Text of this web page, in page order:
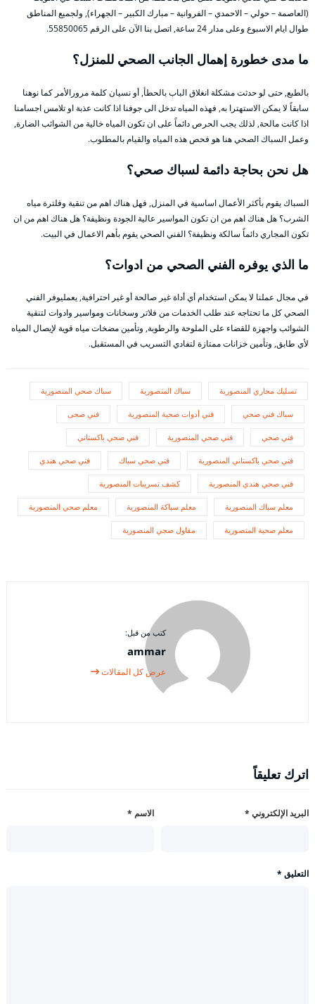
(العاصمة – حولي – الاحمدي – الفروانية – مبارك الكبير – الجهراء), ولجميع المناطق
طوال ايام الاسبوع وعلى مدار 24 ساعة, اتصل بنا الآن على الرقم 55850065.
ما مدى خطورة إهمال الجانب الصحي للمنزل؟
بالطبع, حتى لو حدثت مشكلة انغلاق الباب بالحطأ, أو نسيان كلمة مرورالأمر كما نوهنا
سابقاً لا يمكن الاستهترا به, فهذه المياه تدخل الى جوفنا اذا كانت عذبة او تلامس اجسامنا
اذا كانت مالحة, لذلك يجب الحرص دائماً على ان تكون المياه خالية من الشوائب الضارة,
وعمل السباك الصحي هنا هو فحص هذه المياه والقيام بالمطلوب.
هل نحن بحاجة دائمة لسباك صحي؟
السباك يقوم بأكثر الأعمال اساسية في المنزل, فهل هناك اهم من تنقية وفلترة مياه
الشرب؟ هل هناك اهم من ان تكون المواسير عالية الجودة ونظيفة؟ هل هناك اهم من ان
تكون المجاري دائماً سالكة ونظيفة؟ الفني الصحي يقوم بأهم الاعمال في البيت.
ما الذي يوفره الفني الصحي من ادوات؟
في مجال عملنا لا يمكن استخدام أي أداة غير صالحة أو غير احترافية, يعمليوفر الفني
الصحي كل ما تحتاجه عند طلب الخدمات من فلاتر وسخانات ومواسير وادوات لتنقية
الشوائب واجهزة للقضاء على الملوحة والرطوبة, وتأمين مضخات مياه قوية لإيصال المياه
لأي طابق, وتأمين خزانات ممتازة لتفادي التسريب في المستقبل.
تسليك مجاري المنصورية سباك المنصورية سباك صحي المنصورية
سباك فني صحي فني أدوات صحية المنصورية فني صحى
فني صحي فني صحي المنصورية فني صحي باكستاني
فني صحي باكستاني المنصورية فني صحي سباك فني صحي هندي
فني صحي هندي المنصورية كشف تسريبات المنصورية
معلم سباك المنصورية معلم سباكة المنصورية معلم صحي المنصورية
معلم صحية المنصورية مقاول صجي المنصورية
كتب من قبل:
ammar
عرض كل المقالات
اترك تعليقاً
الاسم * البريد الإلكتروني *
التعليق *